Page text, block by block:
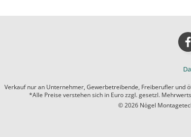
Verkauf nur an Unternehmer, Gewerbetreibende, Freiberufler und
*Alle Preise verstehen sich in Euro zzgl. gesetzl.
© 2026 Nögel